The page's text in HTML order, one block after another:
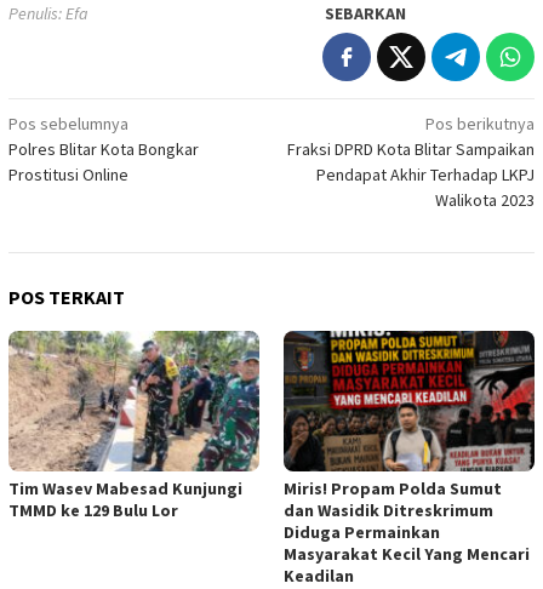
Penulis: Efa SEBARKAN
Navigasi
pos
Pos sebelumnya
Polres Blitar Kota Bongkar
Prostitusi Online
Pos berikutnya
Fraksi DPRD Kota Blitar Sampaikan
Pendapat Akhir Terhadap LKPJ
Walikota 2023
POS TERKAIT
Tim Wasev Mabesad Kunjungi
TMMD ke 129 Bulu Lor
Miris! Propam Polda Sumut
dan Wasidik Ditreskrimum
Diduga Permainkan
Masyarakat Kecil Yang Mencari
Keadilan